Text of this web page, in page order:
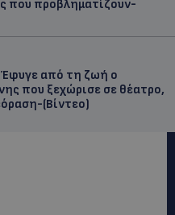
που προβληματίζουν-
από τη ζωή ο
που ξεχώρισε σε θέατρο,
(Bίντεο)